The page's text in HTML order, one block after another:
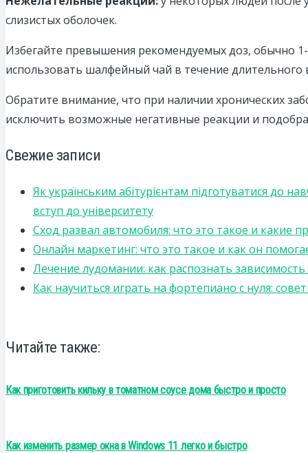
слизистых оболочек.
Избегайте превышения рекомендуемых доз, обычно
использовать шалфейный чай в течение
Обратите внимание, что при наличии хронических
исключить возможные негативные реакции и
Свежие записи
Як українським абітурієнтам підготуватися до
вступ до університету
Сход развал автомобиля: что это такое и какие
Онлайн маркетинг: что это такое и как он
Лечение лудомании: как распознать
Как научиться играть на фортепиано с нуля:
Читайте также:
Как приготовить кильку в томатном соусе дома быстро и просто
Как изменить размер окна в Windows 11 легко и быстро